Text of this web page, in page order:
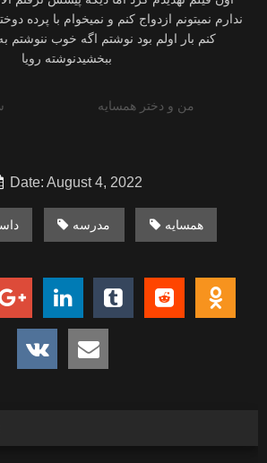
ندارم نمیتونم ازدواج کنم و نمیخوام با پرده
کنم بار اولم بود نوشتم اگه خوب ننوشتم
ببخشیدنوشته رویا
من و دختر همسایه
Date: August 4, 2022
مدرسه همسایه